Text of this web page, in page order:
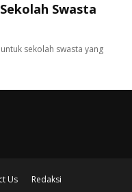
Swasta
sekolah swasta yang
Us Redaksi